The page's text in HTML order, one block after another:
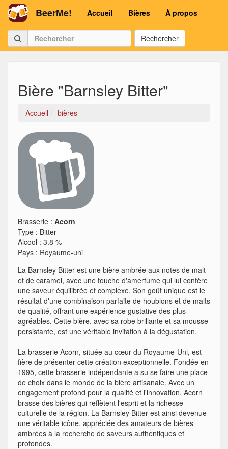
BeerMe! Accueil Bières À propos
Rechercher
Bière "Barnsley Bitter"
Accueil bières
Brasserie : Acorn
Type : Bitter
Alcool : 3.8 %
Pays : Royaume-uni
La Barnsley Bitter est une bière ambrée aux notes de malt
et de caramel, avec une touche d'amertume qui lui confère
une saveur équilibrée et complexe. Son goût unique est le
résultat d'une combinaison parfaite de houblons et de malts
de qualité, offrant une expérience gustative des plus
agréables. Cette bière, avec sa robe brillante et sa mousse
persistante, est une véritable invitation à la dégustation.
La brasserie Acorn, située au cœur du Royaume-Uni, est
fière de présenter cette création exceptionnelle. Fondée en
1995, cette brasserie indépendante a su se faire une place
de choix dans le monde de la bière artisanale. Avec un
engagement profond pour la qualité et l'innovation, Acorn
brasse des bières qui reflètent l'esprit et la richesse
culturelle de la région. La Barnsley Bitter est ainsi devenue
une véritable icône, appréciée des amateurs de bières
ambrées à la recherche de saveurs authentiques et
profondes.